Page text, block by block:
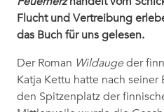
Flucht und Vertreibung
das Buch für uns gelesen.
Der Roman Wildaugeder
Katja Kettu hatte nach
den Spitzenplatz der